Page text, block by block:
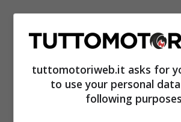
Tra le vetture prodotte negli
tuttomotoriweb.it asks for
to use your personal
following